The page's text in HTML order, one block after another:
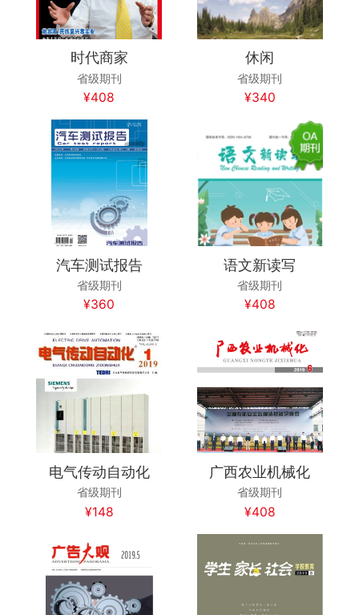
时代商家
省级期刊
¥408
休闲
省级期刊
¥340
汽车测试报告
省级期刊
¥360
语文新读写
省级期刊
¥408
电气传动自动化
省级期刊
¥148
广西农业机械化
省级期刊
¥408